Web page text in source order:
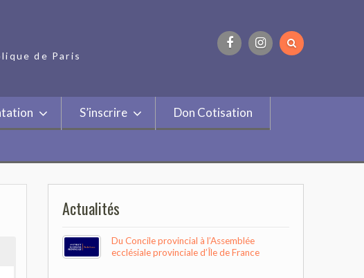
de Paris
S’inscrire Don Cotisation
Actualités
Du Concile provincial à l’Assemblée
ecclésiale provinciale d’Île de France